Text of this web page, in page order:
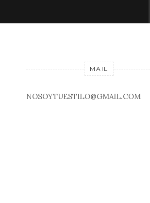
MAIL
NOSOYTUESTILO@GMAIL.COM